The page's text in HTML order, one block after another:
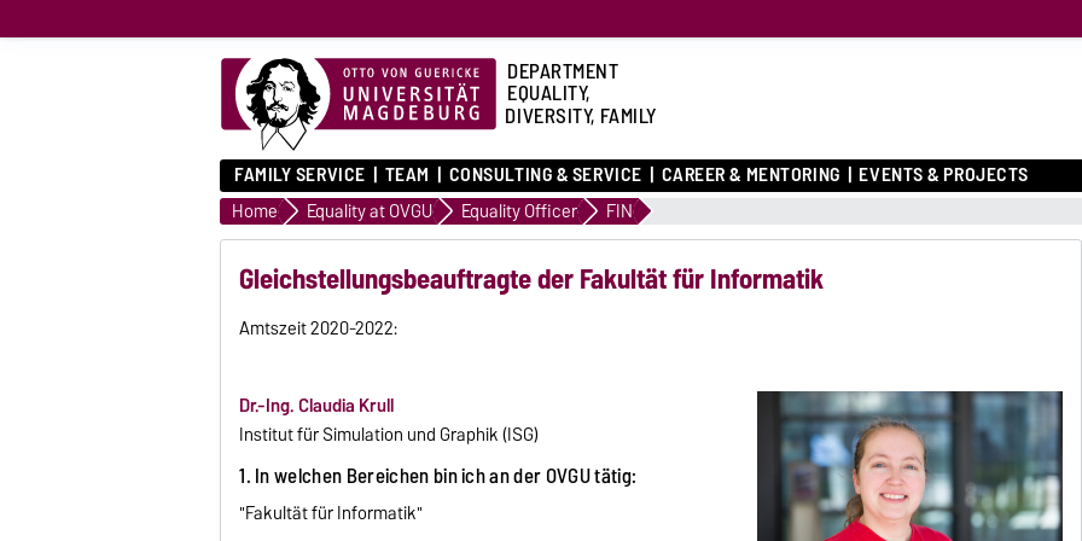
DEPARTMENT
EQUALITY,
DIVERSITY, FAMILY
FAMILY SERVICE TEAM CONSULTING & SERVICE CAREER & MENTORING EVENTS & PROJECTS
Home Equality at OVGU Equality Officer FIN
Gleichstellungsbeauftragte der Fakultät für Informatik
Amtszeit 2020-2022:
Dr.-Ing. Claudia Krull
Institut für Simulation und Graphik (ISG)
1. In welchen Bereichen bin ich an der OVGU tätig:
"Fakultät für Informatik"